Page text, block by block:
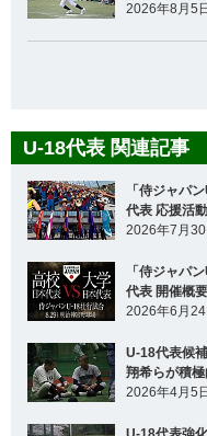
2026年8月5日
U-18代表 関連記事
「侍ジャパ
代表 応援活
2026年7月30
「侍ジャパ
代表 開催概
2026年6月24
U-18代表候
翔希らが積
2026年4月5日